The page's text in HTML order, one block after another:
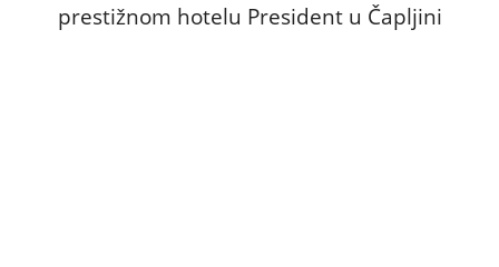
prestižnom hotelu President u Čapljini